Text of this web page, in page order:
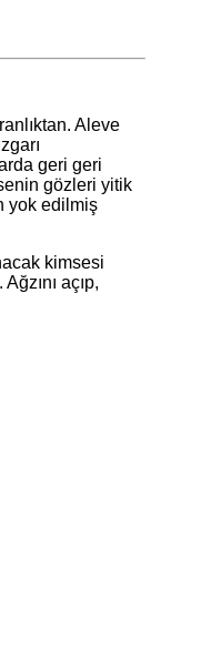
Aleve
geri geri
gözleri yitik
yok edilmiş
kimsesi
açıp,